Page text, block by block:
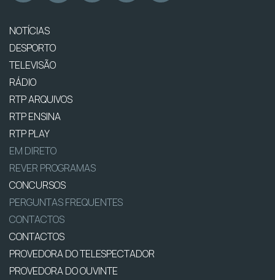
NOTÍCIAS
DESPORTO
TELEVISÃO
RÁDIO
RTP ARQUIVOS
RTP ENSINA
RTP PLAY
EM DIRETO
REVER PROGRAMAS
CONCURSOS
PERGUNTAS FREQUENTES
CONTACTOS
CONTACTOS
PROVEDORA DO TELESPECTADOR
PROVEDORA DO OUVINTE